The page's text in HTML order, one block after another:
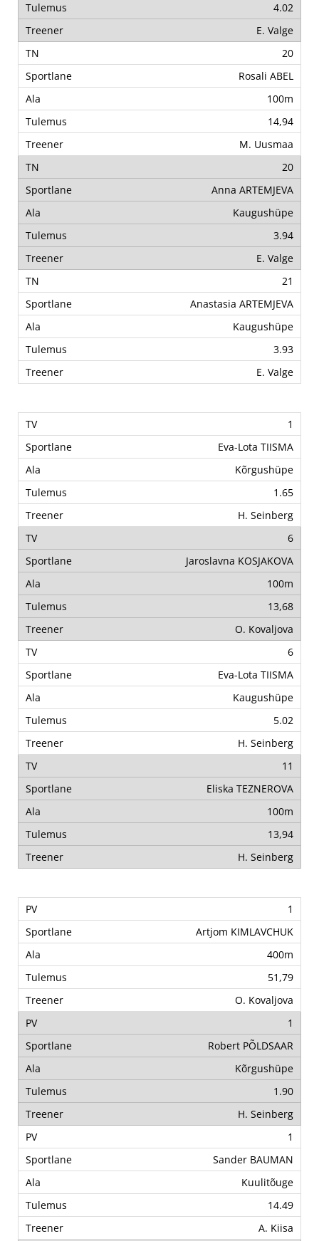
4.02
E. Valge
20
Rosali ABEL
100m
14,94
M. Uusmaa
20
Anna ARTEMJEVA
Kaugushüpe
3.94
E. Valge
21
Anastasia ARTEMJEVA
Kaugushüpe
3.93
E. Valge
1
Eva-Lota TIISMA
Kõrgushüpe
1.65
H. Seinberg
6
Jaroslavna KOSJAKOVA
100m
13,68
O. Kovaljova
6
Eva-Lota TIISMA
Kaugushüpe
5.02
H. Seinberg
11
Eliska TEZNEROVA
100m
13,94
H. Seinberg
1
Artjom KIMLAVCHUK
400m
51,79
O. Kovaljova
1
Robert PÕLDSAAR
Kõrgushüpe
1.90
H. Seinberg
1
Sander BAUMAN
Kuulitõuge
14.49
A. Kiisa